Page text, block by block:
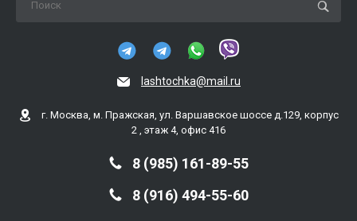
lashtochka@mail.ru
г. Москва, м. Пражская, ул. Варшавское шоссе д.129, корпус
2 , этаж 4, офис 416
8 (985) 161-89-55
8 (916) 494-55-60